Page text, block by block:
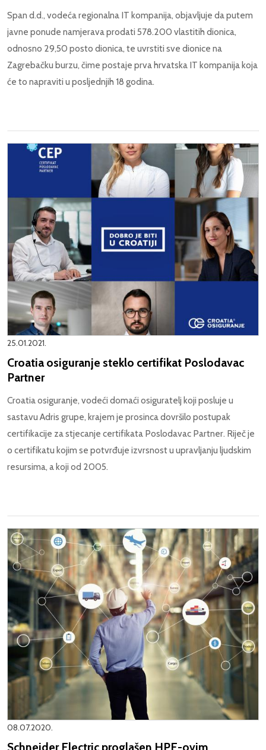
Span d.d., vodeća regionalna IT kompanija, objavljuje da putem
javne ponude namjerava prodati 578.200 vlastitih dionica,
odnosno 29,50 posto dionica, te uvrstiti sve dionice na
Zagrebačku burzu, čime postaje prva hrvatska IT kompanija koja
će to napraviti u posljednjih 18 godina.
25.01.2021.
Croatia osiguranje steklo certifikat Poslodavac
Partner
Croatia osiguranje, vodeći domaći osiguratelj koji posluje u
sastavu Adris grupe, krajem je prosinca dovršilo postupak
certifikacije za stjecanje certifikata Poslodavac Partner. Riječ je
o certifikatu kojim se potvrđuje izvrsnost u upravljanju ljudskim
resursima, a koji od 2005.
08.07.2020.